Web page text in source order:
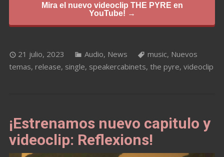
Mira el nuevo videoclip THE PYRE en
YouTube! →
21 julio, 2023 Audio, News music, Nuevos
temas, release, single, speakercabinets, the pyre, videoclip
¡Estrenamos nuevo capitulo y
videoclip: Reflexions!